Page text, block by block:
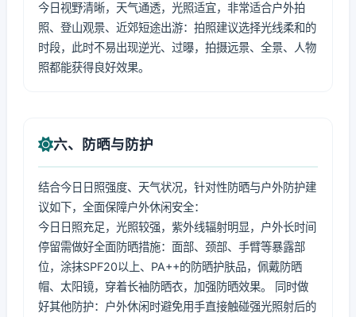
今日视野清晰，天气通透，光照适宜，非常适合户外拍
照、登山观景、近郊短途出游：拍照建议选择光线柔和的
时段，此时不易出现逆光、过曝，拍摄远景、全景、人物
照都能获得良好效果。
六、防晒与防护
结合今日日照强度、天气状况，针对性防晒与户外防护建
议如下，全面保障户外休闲安全：
今日日照充足，光照较强，紫外线辐射明显，户外长时间
停留需做好全面防晒措施：面部、颈部、手臂等暴露部
位，涂抹SPF20以上、PA++的防晒护肤品，佩戴防晒
帽、太阳镜，穿着长袖防晒衣，加强防晒效果。 同时做
好其他防护：户外休闲时避免用手直接触碰强光照射后的